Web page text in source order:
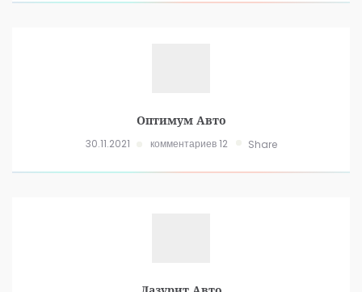
Оптимум Авто
30.11.2021 комментариев 12 Share